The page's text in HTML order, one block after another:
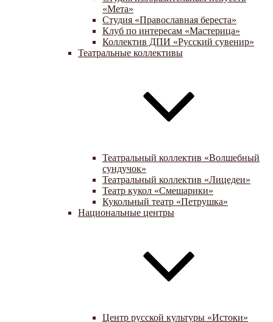
«Мета»
Студия «Православная береста»
Клуб по интересам «Мастерица»
Коллектив ДПИ «Русский сувенир»
Театральные коллективы
Театральный коллектив «Волшебный
сундучок»
Театральный коллектив «Лицедеи»
Театр кукол «Смешарики»
Кукольный театр «Петрушка»
Национальные центры
Центр русской культуры «Истоки»